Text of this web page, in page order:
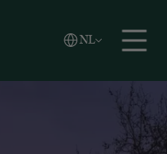
Zoeken
NL
Vlaams
English